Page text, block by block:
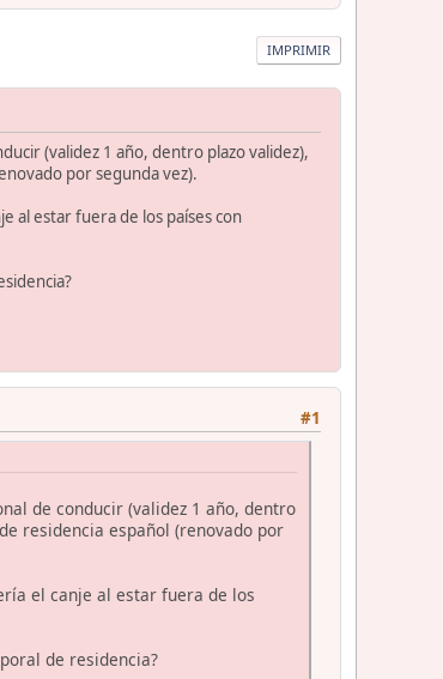
IMPRIMIR
(validez 1 año, dentro plazo validez),
por segunda vez).
al estar fuera de los países con
#1
de conducir (validez 1 año, dentro
residencia español (renovado por
el canje al estar fuera de los
de residencia?